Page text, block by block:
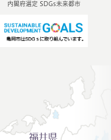
内閣府選定 SDGs未来都市